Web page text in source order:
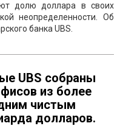
долю доллара в своих
неопределенности. Об
банка UBS.
UBS собраны
из более
чистым
долларов.